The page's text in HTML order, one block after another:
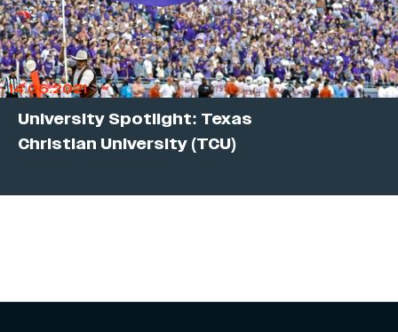
14.06.2021
University Spotlight: Texas
Christian University (TCU)